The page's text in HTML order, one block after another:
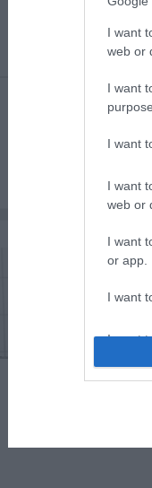
I want
web or
I want
I want
I want
web or
I want
or app.
I want
I want